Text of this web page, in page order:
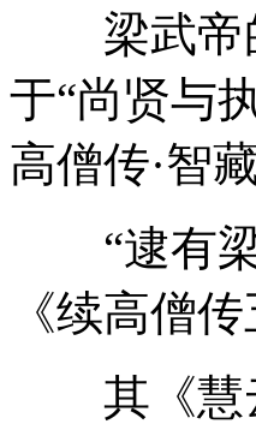
梁武帝的
于“尚贤与
高僧传·智
“逮有梁
《续高僧
其《慧